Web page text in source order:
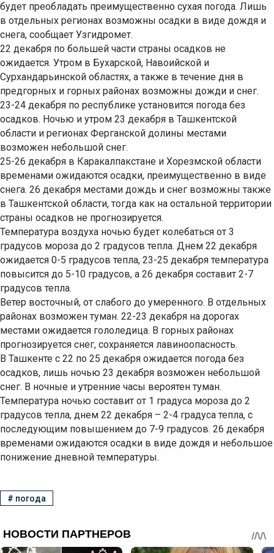
будет преобладать преимущественно сухая погода. Лишь
в отдельных регионах возможны осадки в виде дождя и
снега, сообщает Узгидромет.
22 декабря по большей части страны осадков не
ожидается. Утром в Бухарской, Навоийской и
Сурхандарьинской областях, а также в течение дня в
предгорных и горных районах возможны дожди и снег.
23-24 декабря по республике установится погода без
осадков. Ночью и утром 23 декабря в Ташкентской
области и регионах Ферганской долины местами
возможен небольшой снег.
25-26 декабря в Каракалпакстане и Хорезмской области
временами ожидаются осадки, преимущественно в виде
снега. 26 декабря местами дождь и снег возможны также
в Ташкентской области, тогда как на остальной территории
страны осадков не прогнозируется.
Температура воздуха ночью будет колебаться от 3
градусов мороза до 2 градусов тепла. Днем 22 декабря
ожидается 0-5 градусов тепла, 23-25 декабря температура
повысится до 5-10 градусов, а 26 декабря составит 2-7
градусов тепла.
Ветер восточный, от слабого до умеренного. В отдельных
районах возможен туман. 22-23 декабря на дорогах
местами ожидается гололедица. В горных районах
прогнозируется снег, сохраняется лавиноопасность.
В Ташкенте с 22 по 25 декабря ожидается погода без
осадков, лишь ночью 23 декабря возможен небольшой
снег. В ночные и утренние часы вероятен туман.
Температура ночью составит от 1 градуса мороза до 2
градусов тепла, днем 22 декабря – 2-4 градуса тепла, с
последующим повышением до 7-9 градусов. 26 декабря
временами ожидаются осадки в виде дождя и небольшое
понижение дневной температуры.
# погода